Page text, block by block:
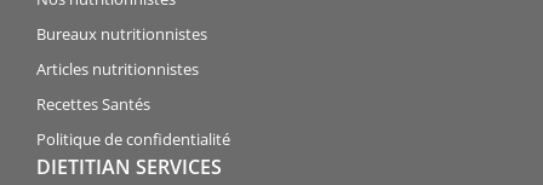
Bureaux nutritionnistes
Articles nutritionnistes
Recettes Santés
Politique de confidentialité
DIETITIAN SERVICES